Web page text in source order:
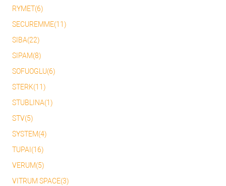
RYMET(6)
SECUREMME(11)
SIBA(22)
SIPAM(8)
SOFUOGLU(6)
STERK(11)
STUBLINA(1)
STV(5)
SYSTEM(4)
TUPAI(16)
VERUM(5)
VITRUM SPACE(3)